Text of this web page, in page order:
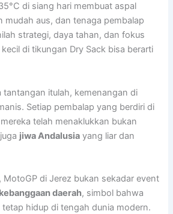
di siang hari membuat aspal
mudah aus, dan tenaga pembalap
strategi, daya tahan, dan fokus
di tikungan Dry Sack bisa berarti
tantangan itulah, kemenangan di
Setiap pembalap yang berdiri di
telah menaklukkan bukan
jiwa Andalusia yang liar dan
MotoGP di Jerez bukan sekadar event
kebanggaan daerah, simbol bahwa
hidup di tengah dunia modern.